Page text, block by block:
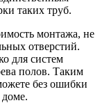
таких труб.
монтажа, не
отверстий.
для систем
полов. Таким
без ошибки